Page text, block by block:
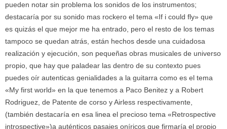
pueden notar sin problema los sonidos de los instrumentos;
destacaría por su sonido mas rockero el tema «If i could fly» que
es quizás el que mejor me ha entrado, pero el resto de los temas
tampoco se quedan atrás, están hechos desde una cuidadosa
realización y ejecución, son pequeñas obras musicales de universo
propio, que hay que paladear las dentro de su contexto pues
puedes oír autenticas genialidades a la guitarra como es el tema
«My first world» en la que tenemos a Paco Benitez y a Robert
Rodriguez, de Patente de corso y Airless respectivamente,
(también destacaría en esa linea el precioso tema «Retrospective
introspective»)a auténticos pasajes oníricos que firmaría el propio